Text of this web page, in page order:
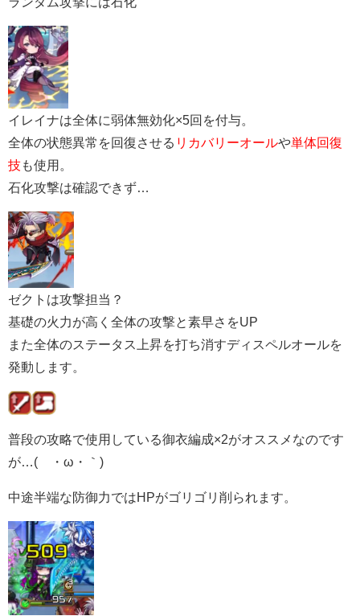
イレイナは全体に弱体無効化×5回を付与。
全体の状態異常を回復させる リカバリーオールや単体回復
技も使用。
石化攻撃は確認できず…
ゼクトは攻撃担当？
基礎の火力が高く全体の攻撃と素早さをUP
また全体のステータス上昇を打ち消すディスペルオールを
発動します。
普段の攻略で使用している御衣編成×2がオススメなのです
が…(´・ω・｀)
中途半端な防御力ではHPがゴリゴリ削られます。